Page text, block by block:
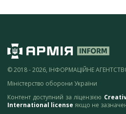
© 2018 - 2026, ІНФОРМАЦІЙНЕ
Міністерство оборони України
Контент доступний за ліцензією
International license якщо не